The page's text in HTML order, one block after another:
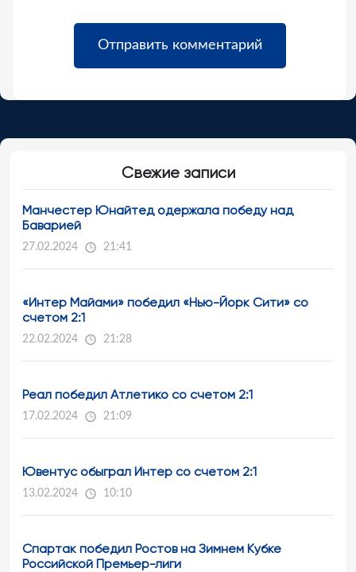
Свежие записи
Манчестер Юнайтед одержала победу над
Баварией
27.02.2024 21:41
«Интер Майами» победил «Нью-Йорк Сити» со
счетом 2:1
22.02.2024 21:28
Реал победил Атлетико со счетом 2:1
17.02.2024 21:09
Ювентус обыграл Интер со счетом 2:1
13.02.2024 10:10
Спартак победил Ростов на Зимнем Кубке
Российской Премьер-лиги